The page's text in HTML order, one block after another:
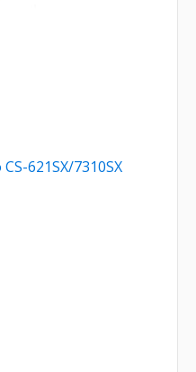
621SX/7310SX